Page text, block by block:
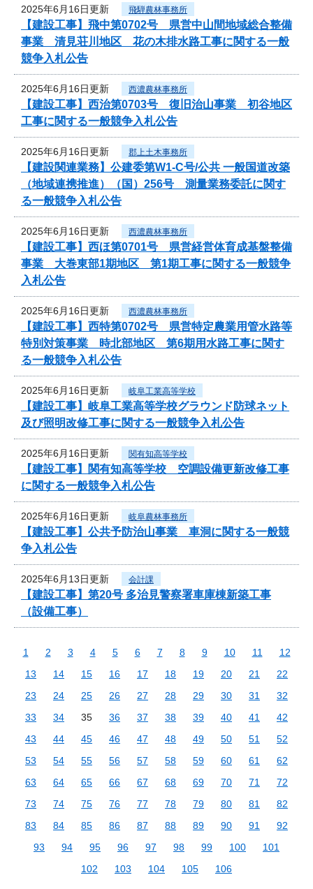
2025年6月16日更新 飛騨農林事務所
【建設工事】飛中第0702号 県営中山間地域総合整備
事業 清見荘川地区 花の木排水路工事に関する一般
競争入札公告
2025年6月16日更新 西濃農林事務所
【建設工事】西治第0703号 復旧治山事業 初谷地区
工事に関する一般競争入札公告
2025年6月16日更新 郡上土木事務所
【建設関連業務】公建委第W1-C号/公共 一般国道改築
（地域連携推進）（国）256号 測量業務委託に関す
る一般競争入札公告
2025年6月16日更新 西濃農林事務所
【建設工事】西ほ第0701号 県営経営体育成基盤整備
事業 大巻東部1期地区 第1期工事に関する一般競争
入札公告
2025年6月16日更新 西濃農林事務所
【建設工事】西特第0702号 県営特定農業用管水路等
特別対策事業 時北部地区 第6期用水路工事に関す
る一般競争入札公告
2025年6月16日更新 岐阜工業高等学校
【建設工事】岐阜工業高等学校グラウンド防球ネット
及び照明改修工事に関する一般競争入札公告
2025年6月16日更新 関有知高等学校
【建設工事】関有知高等学校 空調設備更新改修工事
に関する一般競争入札公告
2025年6月16日更新 岐阜農林事務所
【建設工事】公共予防治山事業 車洞に関する一般競
争入札公告
2025年6月13日更新 会計課
【建設工事】第20号 多治見警察署車庫棟新築工事
（設備工事）
1 2 3 4 5 6 7 8 9 10 11
12
13
14 15 16 17 18 19 20 21
22
23
24 25 26 27 28 29 30 31
32
33
34 35 36 37 38 39 40 41
42
43
44 45 46 47 48 49 50 51
52
53
54 55 56 57 58 59 60 61
62
63
64 65 66 67 68 69 70 71
72
73
74 75 76 77 78 79 80 81
82
83
84 85 86 87 88 89 90 91
92
93
94 95 96 97 98 99 100
101
102
103 104 105 106